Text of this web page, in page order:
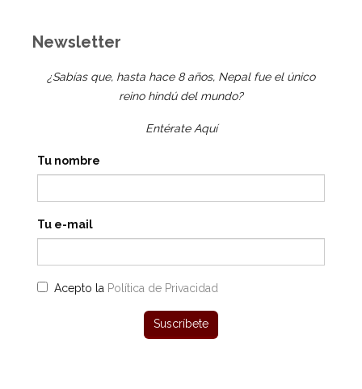
Newsletter
¿Sabías que, hasta hace 8 años, Nepal fue el único
reino hindú del mundo?
Entérate Aquí
Tu nombre
Tu e-mail
Acepto la Política de Privacidad